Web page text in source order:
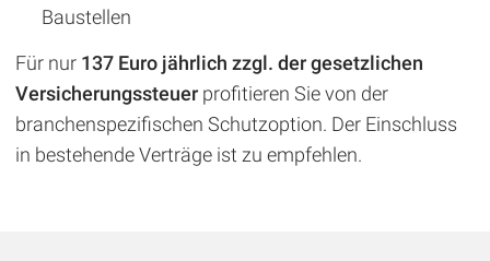
Baustellen
Für nur 137 Euro jährlich zzgl. der gesetzlichen
Versicherungssteuer profitieren Sie von der
branchenspezifischen Schutzoption. Der Einschluss
in bestehende Verträge ist zu empfehlen.